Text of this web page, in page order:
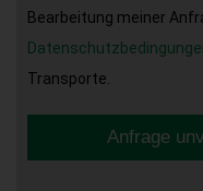
Bearbeitung meiner
Transporte.
Anfrage